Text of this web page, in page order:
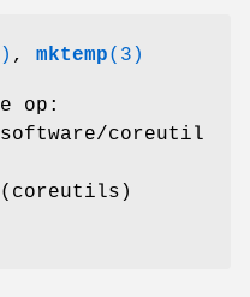
, mktemp(3)
op:
software/coreutil